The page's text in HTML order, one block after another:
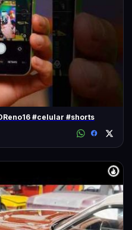
#celular #shorts